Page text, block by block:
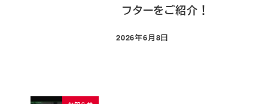
フターをご紹介！
投稿日
2026年6月8日